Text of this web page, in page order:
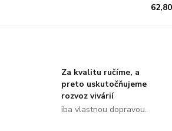
Za kvalitu ručíme, a
preto uskutočňujeme
rozvoz vivárií
iba vlastnou dopravou.